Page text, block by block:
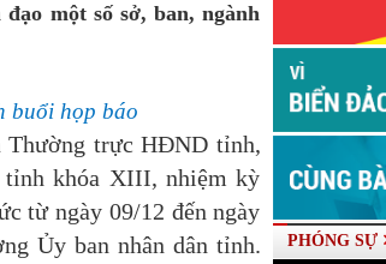
một số sở, ban, ngành
buổi họp báo
trực HĐND tỉnh,
khóa XIII, nhiệm kỳ
từ ngày 09/12 đến ngày
Ủy ban nhân dân tỉnh.
PHÓNG SỰ